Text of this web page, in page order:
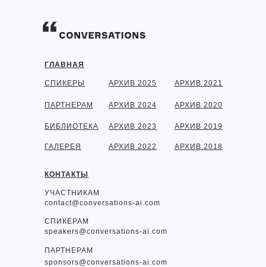
ГЛАВНАЯ
КОНТАКТЫ
СПИКЕРЫ
ПАРТНЕРАМ
БИБЛИОТЕКА
УЧАСТНИКАМ
contact@conversations-ai.com
СПИКЕРАМ
speakers@conversations-ai.com
ПАРТНЕРАМ
sponsors@conversations-ai.com
ГАЛЕРЕЯ
АРХИВ 2025
АРХИВ 2024
АРХИВ 2023
АРХИВ 2022
АРХИВ 2021
АРХИВ 2020
АРХИВ 2019
АРХИВ 2018